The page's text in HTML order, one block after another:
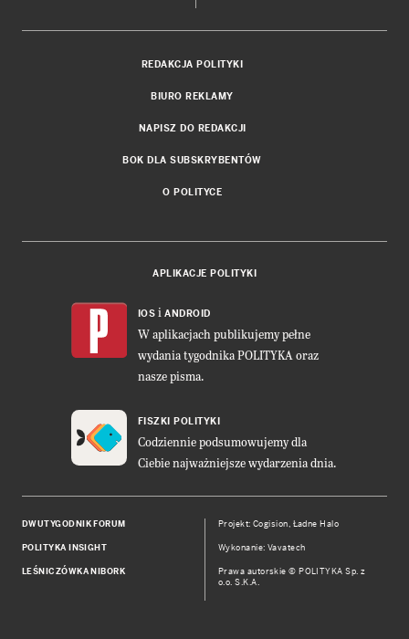
REDAKCJA POLITYKI
BIURO REKLAMY
NAPISZ DO REDAKCJI
BOK DLA SUBSKRYBENTÓW
O POLITYCE
APLIKACJE POLITYKI
IOS i ANDROID
W aplikacjach publikujemy pełne
wydania tygodnika POLITYKA oraz
nasze pisma.
FISZKI POLITYKI
Codziennie podsumowujemy dla
Ciebie najważniejsze wydarzenia dnia.
DWUTYGODNIK FORUM
POLITYKA INSIGHT
LEŚNICZÓWKA NIBORK
Projekt:Cogision, Ładne Halo
Wykonanie: Vavatech
Prawa autorskie © POLITYKA Sp. z
o.o. S.K.A.